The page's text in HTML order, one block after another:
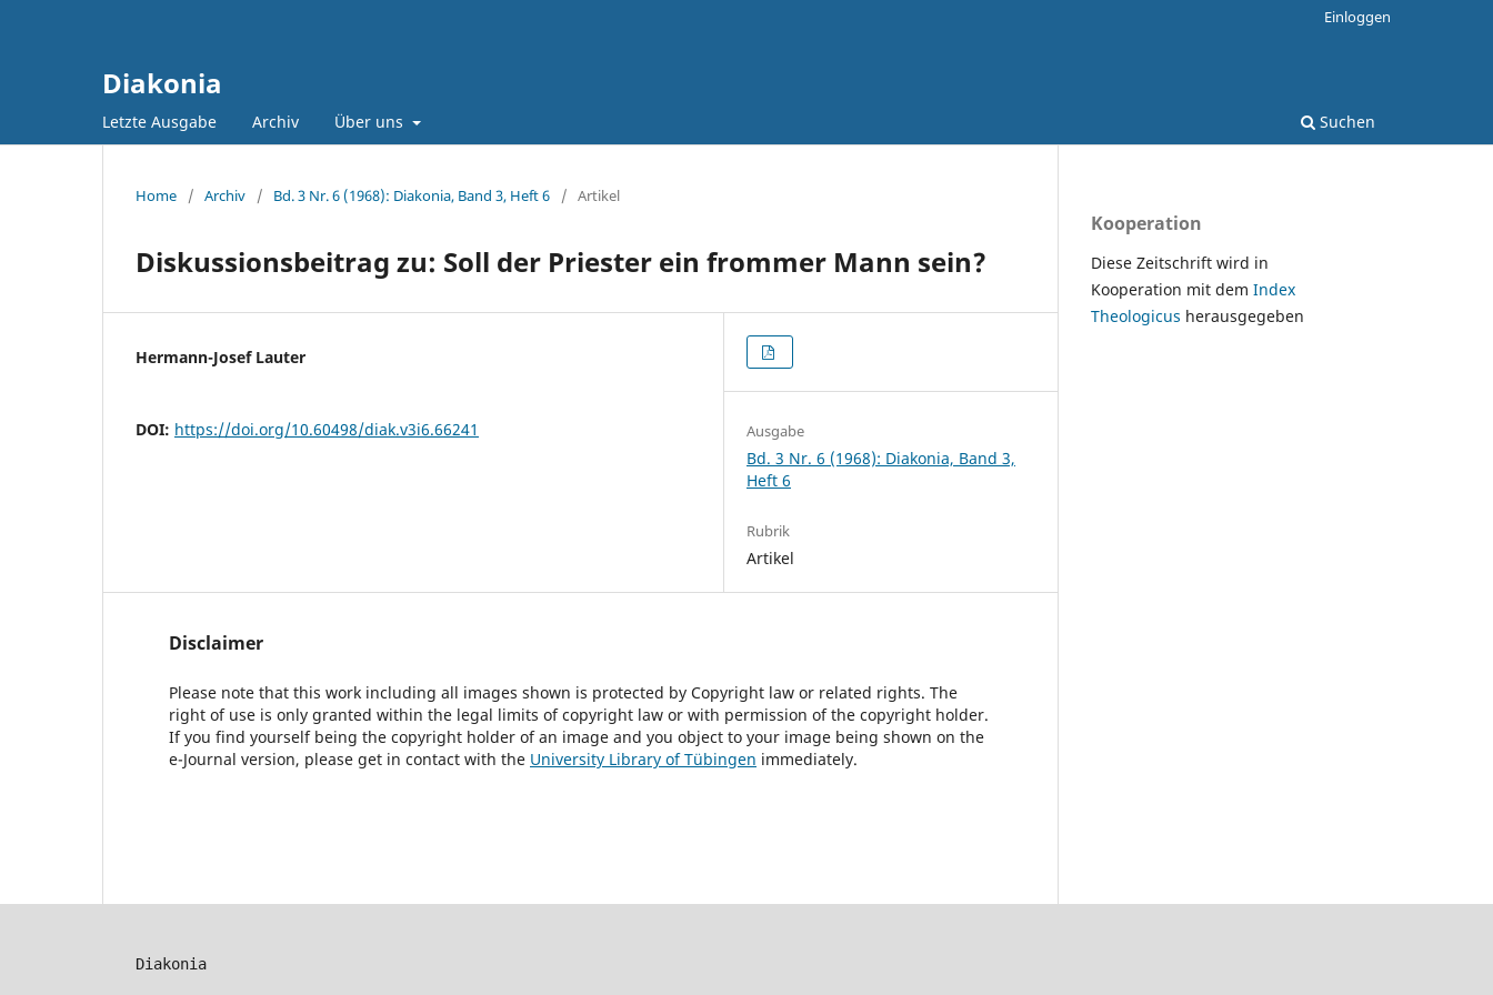
Diakonia
Letzte Ausgabe Archiv Über uns Suchen
Einloggen
Home / Archiv / Bd. 3 Nr. 6 (1968): Diakonia, Band 3, Heft 6 / Artikel
Diskussionsbeitrag zu: Soll der Priester ein frommer Mann sein?
Hermann-Josef Lauter
DOI: https://doi.org/10.60498/diak.v3i6.66241 Ausgabe
Bd. 3 Nr. 6 (1968): Diakonia, Band 3,
Heft 6
Rubrik
Artikel
Disclaimer
Please note that this work including all images shown is protected by Copyright law or related rights. The
right of use is only granted within the legal limits of copyright law or with permission of the copyright holder.
If you find yourself being the copyright holder of an image and you object to your image being shown on the
e-Journal version, please get in contact with the University Library of Tübingen immediately.
Kooperation
Diese Zeitschrift wird in
Kooperation mit dem Index
Theologicus herausgegeben
Diakonia